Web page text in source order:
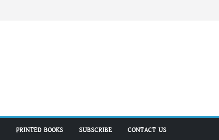
PRINTED BOOKS SUBSCRIBE CONTACT US